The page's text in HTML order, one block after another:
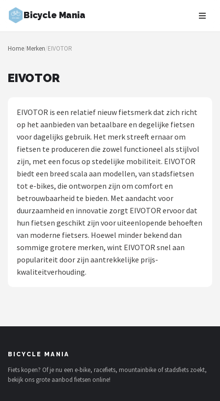
Bicycle Mania
Zoeken
NAVIGATIE
Blog
Fietsroutes
Kinderfietsen
Stadsfietsen
Elektrische fietsen
Mountainbikes
Shop
AXA
Home/Merken/EIVOTOR
EIVOTOR
EIVOTOR is een relatief nieuw fietsmerk dat zich richt
op het aanbieden van betaalbare en degelijke fietsen
voor dagelijks gebruik. Het merk streeft ernaar om
fietsen te produceren die zowel functioneel als stijlvol
zijn, met een focus op stedelijke mobiliteit. EIVOTOR
biedt een breed scala aan modellen, van stadsfietsen
tot e-bikes, die ontworpen zijn om comfort en
betrouwbaarheid te bieden. Met aandacht voor
duurzaamheid en innovatie zorgt EIVOTOR ervoor dat
hun fietsen geschikt zijn voor uiteenlopende behoeften
van moderne fietsers. Hoewel minder bekend dan
sommige grotere merken, wint EIVOTOR snel aan
populariteit door zijn aantrekkelijke prijs-
kwaliteitverhouding.
BICYCLE MANIA
Fiets kopen? Of je nu een e-bike, racefiets, mountainbike of stadsfiets zoekt,
bekijk ons grote aanbod fietsen online!